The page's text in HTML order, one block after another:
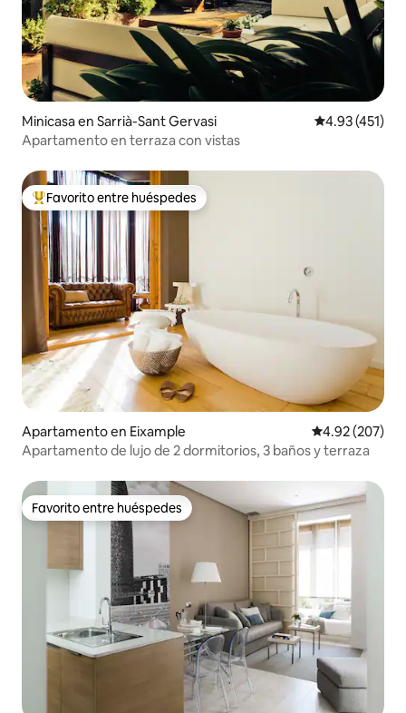
Minicasa en Sarrià-Sant Gervasi Calificación
4.93 (451)
Apartamento en terraza con vistas
Favorito entre huéspedes preferido
Favorito entre huéspedes
Apartamento en Eixample Calificación
4.92 (207)
Apartamento de lujo de 2 dormitorios, 3 baños y terraza
Favorito entre huéspedes
Favorito entre huéspedes